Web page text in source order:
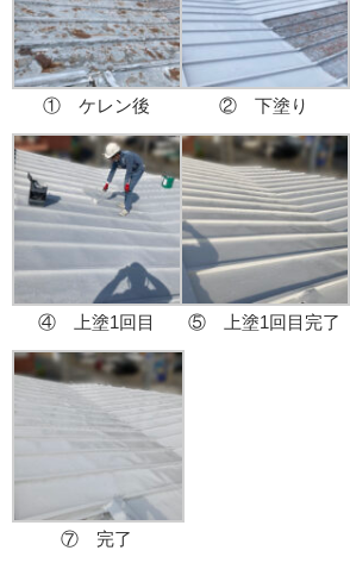
① ケレン後 ② 下塗り
④ 上塗1回目 ⑤ 上塗1回目完了
⑦ 完了